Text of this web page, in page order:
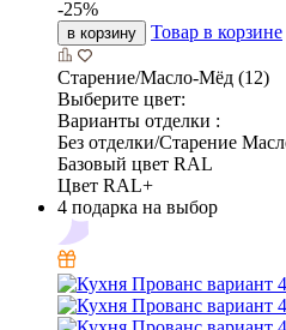
-25%
в корзину Товар в корзине
Старение/Масло-Мёд (12)
Выберите цвет:
Варианты отделки :
Без отделки/Старение
Базовый цвет RAL
Цвет RAL+
4 подарка на выбор